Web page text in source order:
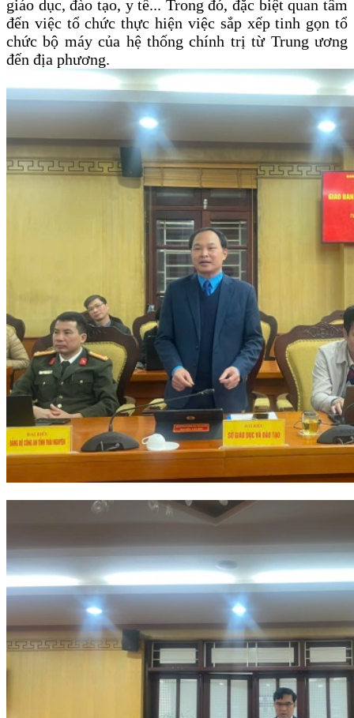
giáo dục, đào tạo, y tế... Trong đó, đặc biệt quan tâm
đến việc tổ chức thực hiện việc sắp xếp tinh gọn tổ
chức bộ máy của hệ thống chính trị từ Trung ương
đến địa phương.